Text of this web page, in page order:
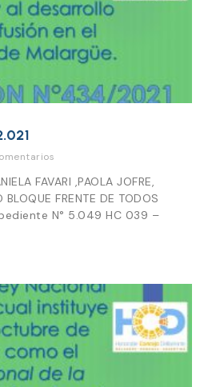
FAVARI ,PAOLA JOFRE,
BLOQUE FRENTE DE TODOS
N° 5.049 HC 039 –